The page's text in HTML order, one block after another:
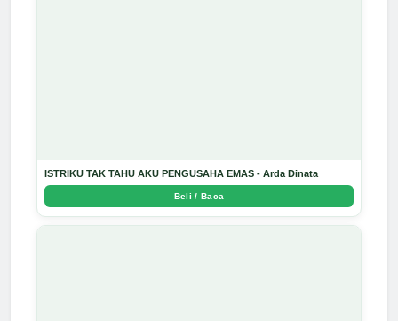
ISTRIKU TAK TAHU AKU PENGUSAHA EMAS - Arda Dinata
Beli / Baca